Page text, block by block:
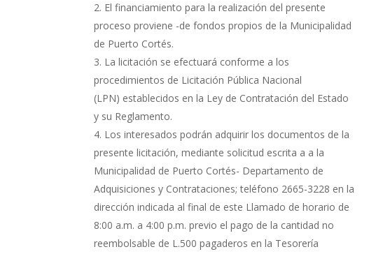
El financiamiento para la realización del presente
proceso proviene -de fondos propios de la Municipalidad
de Puerto Cortés.
La licitación se efectuará conforme a los
procedimientos de Licitación Pública Nacional
(LPN) establecidos en la Ley de Contratación del Estado
y su Reglamento.
Los interesados podrán adquirir los documentos de la
presente licitación, mediante solicitud escrita a a la
Municipalidad de Puerto Cortés- Departamento de
Adquisiciones y Contrataciones; teléfono 2665-3228 en la
dirección indicada al final de este Llamado de horario de
8:00 a.m. a 4:00 p.m. previo el pago de la cantidad no
reembolsable de L.500 pagaderos en la Tesorería